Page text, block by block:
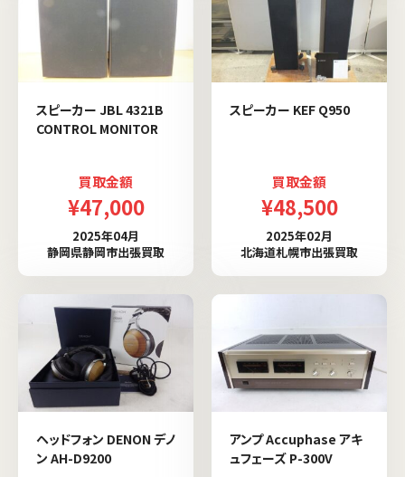
スピーカー JBL 4321B
CONTROL MONITOR
買取金額
¥47,000
2025年04月
静岡県静岡市出張買取
スピーカー KEF Q950
買取金額
¥48,500
2025年02月
北海道札幌市出張買取
ヘッドフォン DENON デノ
ン AH-D9200
アンプ Accuphase アキ
ュフェーズ P-300V